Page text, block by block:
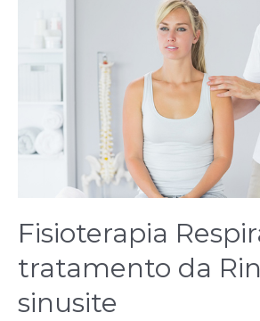
Fisioterapia
tratamento da
sinusite